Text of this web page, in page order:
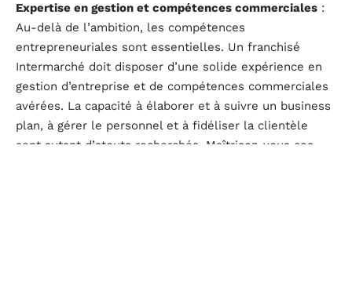
Expertise en gestion et compétences commerciales :
Au-delà de l’ambition, les compétences
entrepreneuriales sont essentielles. Un franchisé
Intermarché doit disposer d’une solide expérience en
gestion d’entreprise et de compétences commerciales
avérées. La capacité à élaborer et à suivre un business
plan, à gérer le personnel et à fidéliser la clientèle
sont autant d’atouts recherchés. Maîtrisez-vous ces